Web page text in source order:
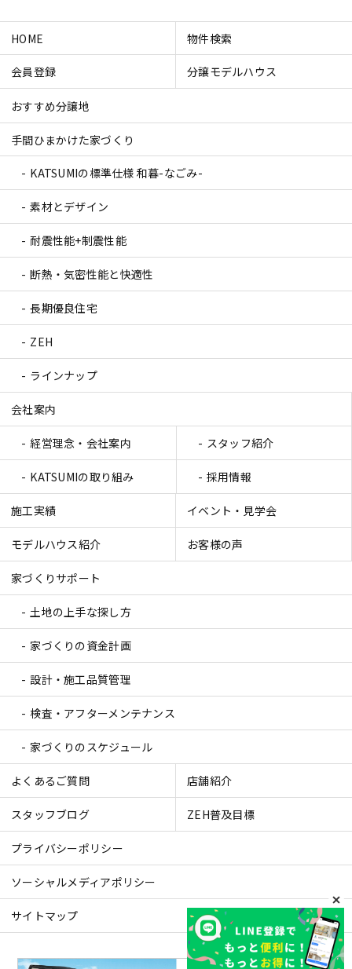
HOME 物件検索
会員登録 分譲モデルハウス
おすすめ分譲地
手間ひまかけた家づくり
KATSUMIの標準仕様 和暮-なごみ-
素材とデザイン
耐震性能+制震性能
断熱・気密性能と快適性
長期優良住宅
ZEH
ラインナップ
会社案内
経営理念・会社案内 スタッフ紹介
KATSUMIの取り組み 採用情報
施工実績 イベント・見学会
モデルハウス紹介 お客様の声
家づくりサポート
土地の上手な探し方
家づくりの資金計画
設計・施工品質管理
検査・アフターメンテナンス
家づくりのスケジュール
よくあるご質問 店舗紹介
スタッフブログ ZEH普及目標
プライバシーポリシー
ソーシャルメディアポリシー
サイトマップ